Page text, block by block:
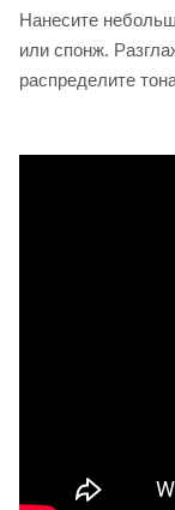
Нанесите
или спонж.
распределите